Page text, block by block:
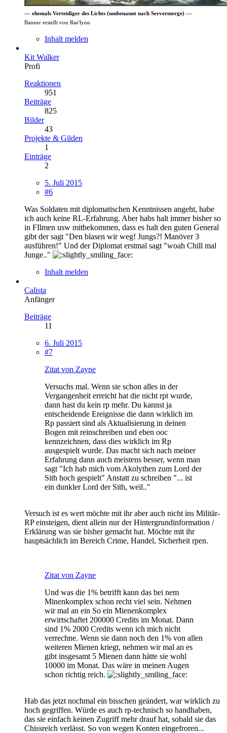
--- ehemals Verteidiger des Lichts (umbenannt nach Servermerge) ---
Banner erstellt von Rae'lynn
Inhalt melden
Kit Walker
Profi
Reaktionen
951
Beiträge
825
Bilder
43
Projekte & Gilden
1
Einträge
2
5. Juli 2015
#6
Was Soldaten mit diplomatischen Kenntnissen angeht, habe
ich auch keine RL-Erfahrung. Aber habs halt immer bisher so
in FIlmen usw mitbekommen, dass es halt den guten General
gibt der sagt "Den blasen wir weg! Jungs?! Manöver 3
ausführen!" Und der Diplomat erstmal sagt "woah Chill mal
Junge.."
Inhalt melden
Calista
Anfänger
Beiträge
11
6. Juli 2015
#7
Zitat von Zayne
Versuchs mal. Wenn sie schon alles in der
Vergangenheit erreicht hat die nicht rpt wurde,
dann hast du kein rp mehr. Du kannst ja
entscheidende Ereignisse die dann wirklich im
Rp passiert sind als Aktualisierung in deinen
Bogen mit reinschreiben und eben ooc
kennzeichnen, dass dies wirklich im Rp
ausgespielt wurde. Das macht sich nach meiner
Erfahrung dann auch meistens besser, wenn man
sagt "Ich hab mich vom Akolythen zum Lord der
Sith hoch gespielt" Anstatt zu schreiben "... ist
ein dunkler Lord der Sith, weil.."
Versuch ist es wert möchte mit ihr aber auch nicht ins Militär-
RP einsteigen, dient allein nur der Hintergrundinformation /
Erklärung was sie bisher gemacht hat. Möchte mit ihr
hauptsächlich im Bereich Crime, Handel, Sicherheit rpen.
Zitat von Zayne
Und was die 1% betrifft kann das bei nem
Minenkomplex schon recht viel sein. Nehmen
wir mal an ein So ein Mienenkomplex
erwirtschaftet 200000 Credits im Monat. Dann
sind 1% 2000 Credits wenn ich mich nicht
verrechne. Wenn sie dann noch den 1% von allen
weiteren Mienen kriegt, nehmen wir mal an es
gibt insgesamt 5 Mienen dann hätte sie wohl
10000 im Monat. Das wäre in meinen Augen
schon richtig reich.
Hab das jetzt nochmal ein bisschen geändert, war wirklich zu
hoch gegriffen. Würde es auch rp-technisch so handhaben,
das sie einfach keinen Zugriff mehr drauf hat, sobald sie das
Chissreich verlässt. So von wegen Konten eingefroren...